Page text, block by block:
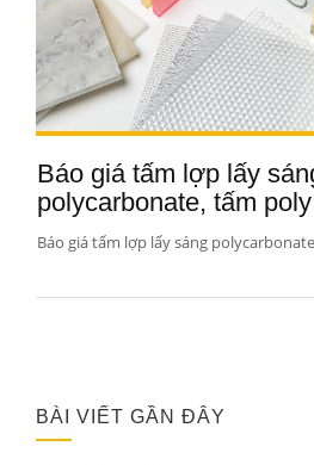
Báo giá tấm lợp lấy
polycarbonate, tấm
Báo giá tấm lợp lấy sáng
BÀI VIẾT GẦN ĐÂY